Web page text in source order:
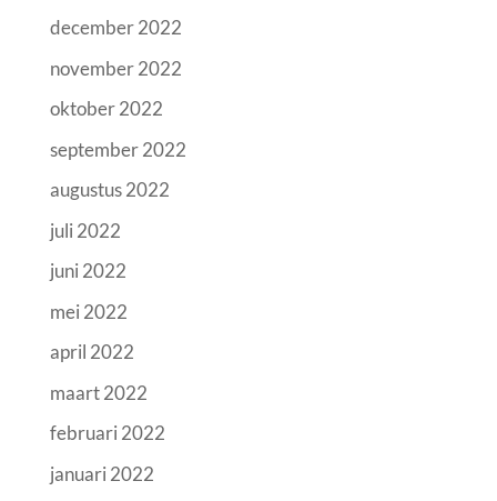
december 2022
november 2022
oktober 2022
september 2022
augustus 2022
juli 2022
juni 2022
mei 2022
april 2022
maart 2022
februari 2022
januari 2022